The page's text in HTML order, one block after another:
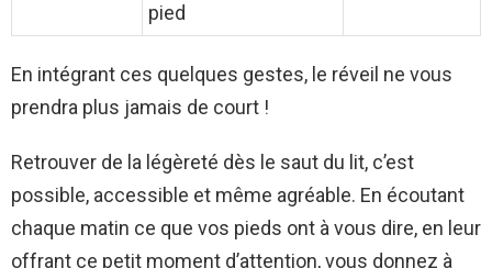
pied
En intégrant ces quelques gestes, le réveil ne vous
prendra plus jamais de court !
Retrouver de la légèreté dès le saut du lit, c’est
possible, accessible et même agréable. En écoutant
chaque matin ce que vos pieds ont à vous dire, en leur
offrant ce petit moment d’attention, vous donnez à